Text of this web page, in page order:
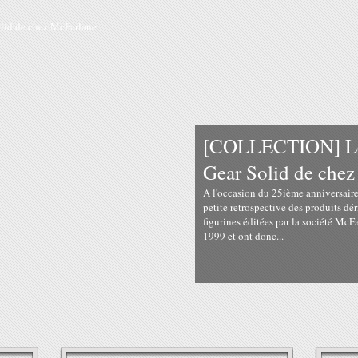
[COLLECTION]
Gear Solid de
A l'occasion du 25ième
petite retrospective des produits
figurines éditées par la société
1999 et ont donc...